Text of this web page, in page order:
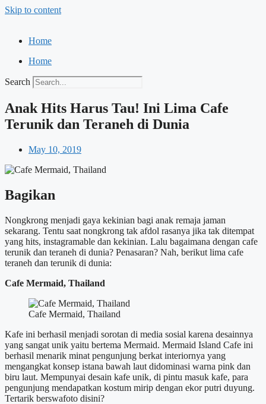
Skip to content
Home
Home
Search
Anak Hits Harus Tau! Ini Lima Cafe
Terunik dan Teraneh di Dunia
May 10, 2019
Bagikan
Nongkrong menjadi gaya kekinian bagi anak remaja jaman
sekarang. Tentu saat nongkrong tak afdol rasanya jika tak ditempat
yang hits, instagramable dan kekinian. Lalu bagaimana dengan cafe
terunik dan teraneh di dunia? Penasaran? Nah, berikut lima cafe
teraneh dan terunik di dunia:
Cafe Mermaid, Thailand
Cafe Mermaid, Thailand
Kafe ini berhasil menjadi sorotan di media sosial karena desainnya
yang sangat unik yaitu bertema Mermaid. Mermaid Island Cafe ini
berhasil menarik minat pengunjung berkat interiornya yang
mengangkat konsep istana bawah laut didominasi warna pink dan
biru laut. Mempunyai desain kafe unik, di pintu masuk kafe, para
pengunjung mendapatkan kostum mirip dengan ekor putri duyung.
Tertarik berswafoto disini?